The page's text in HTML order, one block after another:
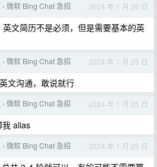
› 微软 Bing Chat 急招 2024 年 1 月 26 日
文简历不是必须，但是需要基本的英
› 微软 Bing Chat 急招 2024 年 1 月 25 日
文沟通，敢说就行
› 微软 Bing Chat 急招 2024 年 1 月 25 日
我 alias
› 微软 Bing Chat 急招 2024 年 1 月 25 日